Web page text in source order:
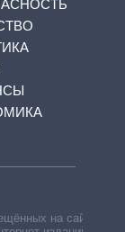
на сайте,